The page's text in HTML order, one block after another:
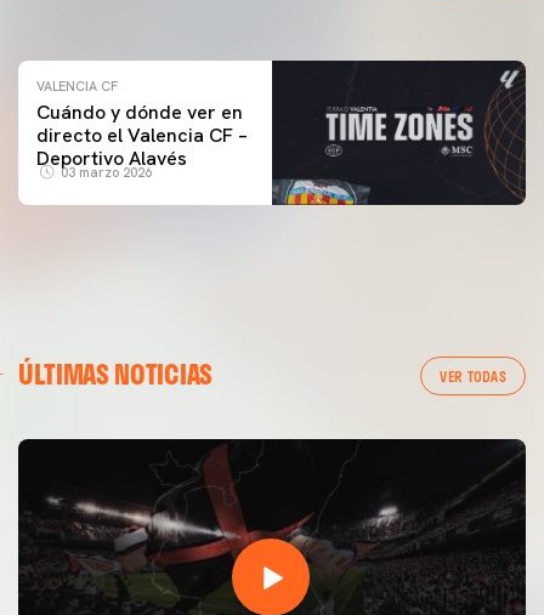
VALENCIA CF
Cuándo y dónde ver en
directo el Valencia CF –
Deportivo Alavés
03 marzo 2026
ÚLTIMAS NOTICIAS VER TODAS